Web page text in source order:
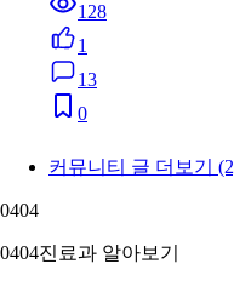
128
1
13
0
커뮤니티 글 더보기
0404
0404진료과 알아보기